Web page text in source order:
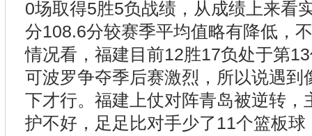
0场取得5胜5负战绩，从成绩上来看
分108.6分较赛季平均值略有降低，
情况看，福建目前12胜17负处于第
可波罗争夺季后赛激烈，所以说遇到
下才行。福建上仗对阵青岛被逆转，
护不好，足足比对手少了11个篮板